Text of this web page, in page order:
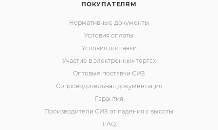
ПОКУПАТЕЛЯМ
Нормативные документы
Условия оплаты
Условия доставки
Участие в электронных торгах
Оптовые поставки СИЗ
Сопроводительная документация
Гарантия
Производители СИЗ от падения с высоты
FAQ